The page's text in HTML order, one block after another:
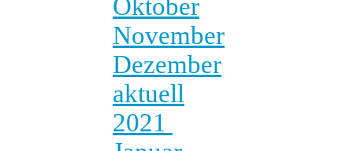
Oktober
November
Dezember
aktuell
2021